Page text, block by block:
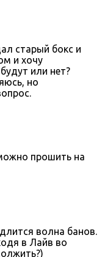
старый бокс и
и хочу
или нет?
но
прошить на
волна банов.
в Лайв во